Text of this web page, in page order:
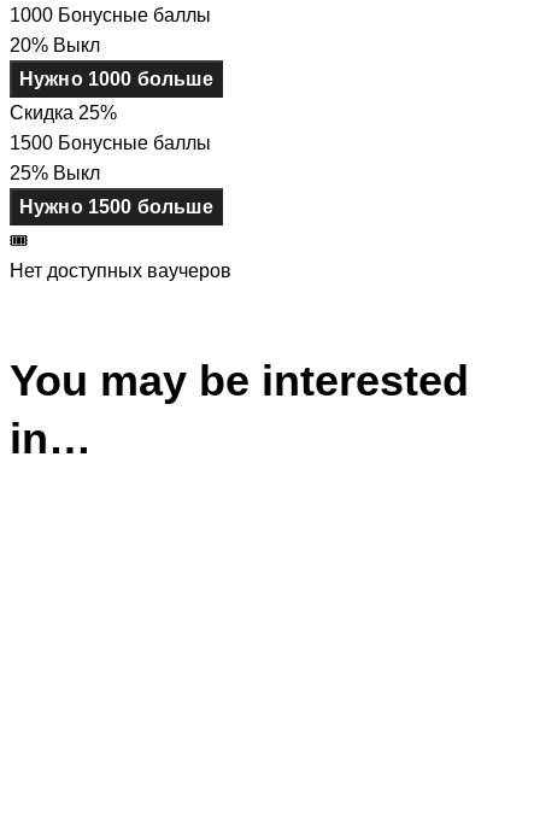
1000 Бонусные баллы
20% Выкл
Нужно 1000 больше
Скидка 25%
1500 Бонусные баллы
25% Выкл
Нужно 1500 больше
🎟️
Нет доступных ваучеров
You may be interested
in…